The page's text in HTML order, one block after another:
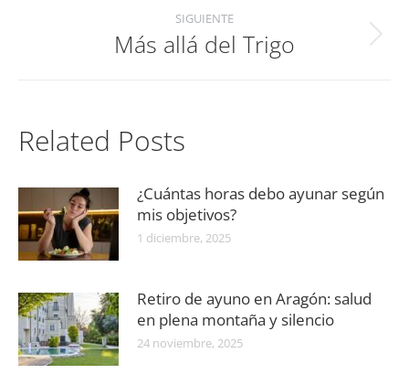
SIGUIENTE
Publicación
siguiente:
Más allá del Trigo
Related Posts
¿Cuántas horas debo ayunar según
mis objetivos?
1 diciembre, 2025
Retiro de ayuno en Aragón: salud
en plena montaña y silencio
24 noviembre, 2025